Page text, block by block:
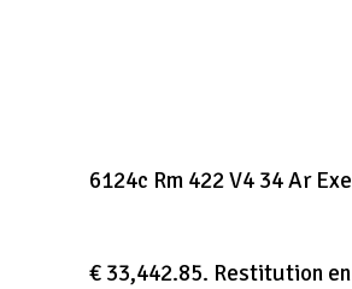
6124c Rm 422 V4 34 Ar Exe
€ 33,442.85. Restitution